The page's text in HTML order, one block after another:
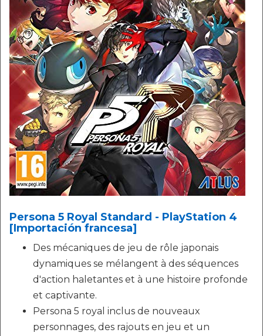
Persona 5 Royal Standard - PlayStation 4
[Importación francesa]
Des mécaniques de jeu de rôle japonais
dynamiques se mélangent à des séquences
d'action haletantes et à une histoire profonde
et captivante.
Persona 5 royal inclus de nouveaux
personnages, des rajouts en jeu et un